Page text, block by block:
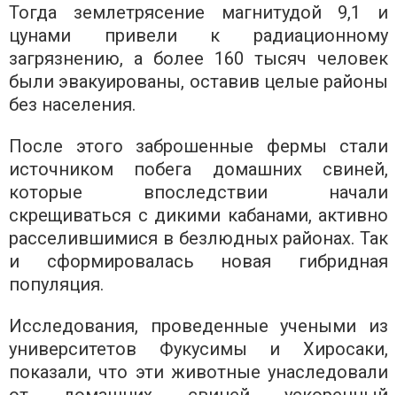
Тогда землетрясение магнитудой 9,1 и
цунами привели к радиационному
загрязнению, а более 160 тысяч человек
были эвакуированы, оставив целые районы
без населения.
После этого заброшенные фермы стали
источником побега домашних свиней,
которые впоследствии начали
скрещиваться с дикими кабанами, активно
расселившимися в безлюдных районах. Так
и сформировалась новая гибридная
популяция.
Исследования, проведенные учеными из
университетов Фукусимы и Хиросаки,
показали, что эти животные унаследовали